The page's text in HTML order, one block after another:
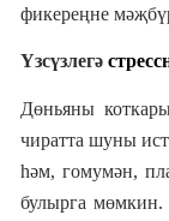
фикереңне
Үзсүзлегә
Дөньяны
чиратта шуны
һәм, гомумән,
булырга мөмкин.